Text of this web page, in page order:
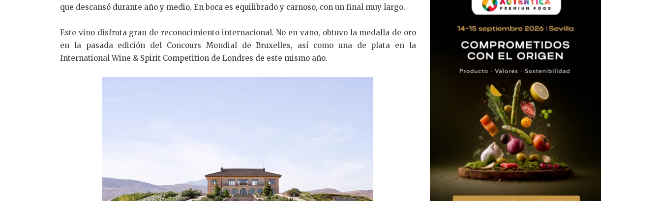
que descansó durante año y medio. En boca es equilibrado y carnoso, con un final muy largo.
Este vino disfruta gran de reconocimiento internacional. No en vano, obtuvo la medalla de oro
en la pasada edición del Concours Mondial de Bruxelles, así como una de plata en la
International Wine & Spirit Competition de Londres de este mismo año.